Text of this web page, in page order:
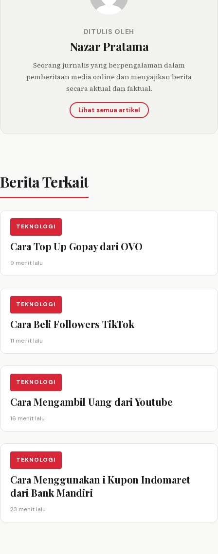
DITULIS OLEH
Nazar Pratama
Seorang jurnalis yang berpengalaman dalam
pemberitaan media online dan menyajikan berita
secara aktual dan faktual.
Lihat semua artikel
Berita Terkait
TEKNOLOGI
Cara Top Up Gopay dari OVO
9 menit lalu
TEKNOLOGI
Cara Beli Followers TikTok
11 menit lalu
TEKNOLOGI
Cara Mengambil Uang dari Youtube
16 menit lalu
TEKNOLOGI
Cara Menggunakan i Kupon Indomaret
dari Bank Mandiri
23 menit lalu